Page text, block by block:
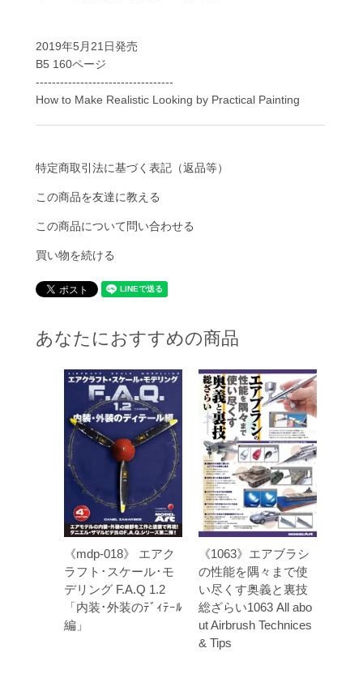
2019年5月21日発売
B5 160ページ
----------------------------------
How to Make Realistic Looking by Practical Painting
特定商取引法に基づく表記（返品等）
この商品を友達に教える
この商品について問い合わせる
買い物を続ける
あなたにおすすめの商品
《mdp-018》 エアク
ラフト･スケール･モ
デリング F.A.Q 1.2
「内装･外装のﾃﾞｨﾃｰﾙ
編」
《1063》エアブラシ
の性能を隅々まで使
い尽くす奥義と裏技
総ざらい1063 All abo
ut Airbrush Technices
& Tips